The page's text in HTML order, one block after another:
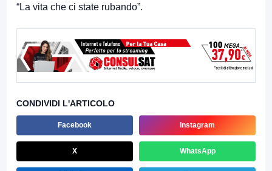
“La vita che ci state rubando”.
CONDIVIDI L'ARTICOLO
Facebook Instagram
X WhatsApp